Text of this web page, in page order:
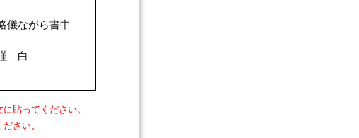
儀ながら書中
貼ってください。
さい。